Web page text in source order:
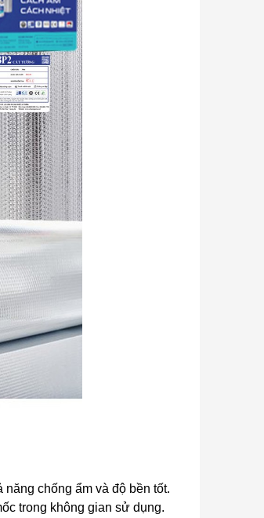
năng chống ẩm và độ bền tốt.
trong không gian sử dụng.